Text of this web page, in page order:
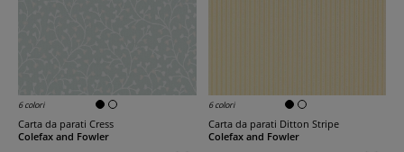
6 colori
Carta da parati Cress
Colefax and Fowler
6 colori
Carta da parati Ditton Stripe
Colefax and Fowler